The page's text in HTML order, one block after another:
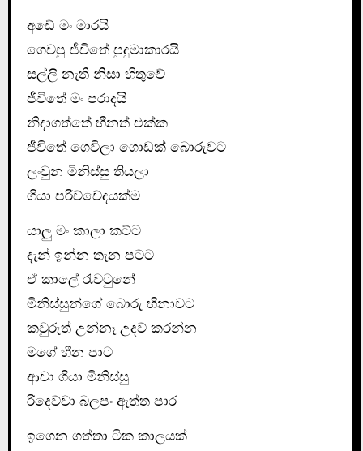
අඩේ මං මාරයි
ගෙවපු ජීවිතේ පුදුමාකාරයි
සල්ලි නැති නිසා හිතුවේ
ජීවිතේ මං පරාදයි
නිදාගත්තේ හීනත් එක්ක
ජීවිතේ ගෙවිලා ගොඩක් බොරුවට
ලංවුන මිනිස්සු තියලා
ගියා පරිච්චේදයක්ම
යාලු මං කාලා කට්ට
දැන් ඉන්න තැන පට්ට
ඒ කාලේ රැවටුනේ
මිනිස්සුන්ගේ බොරු හිනාවට
කවුරුත් උන්නෑ උදව් කරන්න
මගේ හීන පාට
ආවා ගියා මිනිස්සු
රිදෙව්වා බලපං ඇත්ත පාර
ඉගෙන ගත්තා ටික කාලයක්